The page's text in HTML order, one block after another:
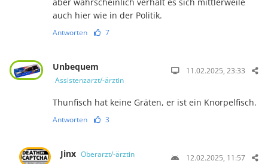
aber wahrscheinlich verhält es sich mittlerweile
auch hier wie in der Politik.
Antworten 7
Unbequem
Assistenzarzt/-ärztin
11.02.2025, 23:33
Thunfisch hat keine Gräten, er ist ein Knorpelfisch.
Antworten 3
Jinx Oberarzt/-ärztin 12.02.2025, 11:57